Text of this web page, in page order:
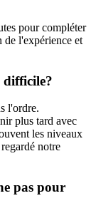
pour compléter
de l'expérience et
difficile?
l'ordre.
plus tard avec
les niveaux
notre
pas pour